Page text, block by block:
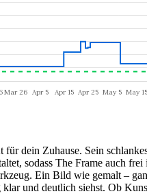
dein Zuhause. Sein
sodass The Frame auch
Ein Bild wie gemalt –
und deutlich siehst. Ob